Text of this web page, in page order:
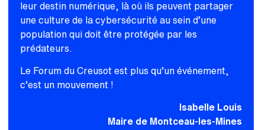
leur destin numérique, là où ils peuvent partager
une culture de la cybersécurité au sein d’une
population qui doit être protégée par les
prédateurs.
Le Forum du Creusot est plus qu’un événement,
c’est un mouvement !
Isabelle Louis
Maire de Montceau-les-Mines